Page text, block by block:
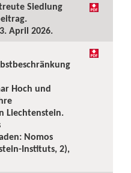
Siedlung
April 2026.
Hoch und
Liechtenstein.
Nomos
Instituts, 2),